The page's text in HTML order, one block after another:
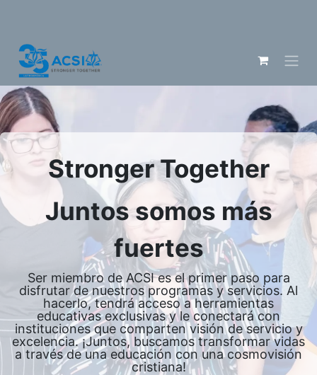
Stronger Together
Juntos somos más
fuertes
Ser miembro de ACSI es el primer paso para
disfrutar de nuestros programas y servicios. Al
hacerlo, tendrá acceso a herramientas
educativas exclusivas y le conectará con
instituciones que comparten visión de servicio y
excelencia. ¡Juntos, buscamos transformar vidas
a través de una educación con una cosmovisión
cristiana!